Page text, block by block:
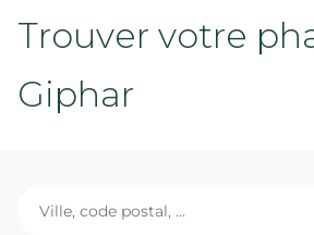
Trouver votre
Giphar